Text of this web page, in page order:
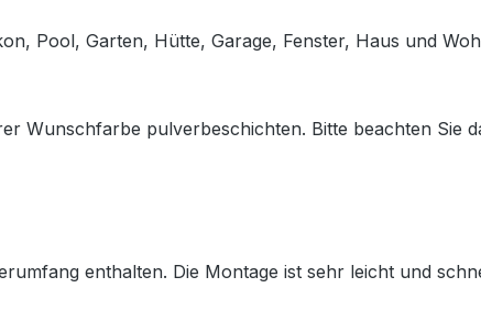
Pool, Garten, Hütte, Garage, Fenster, Haus und
Wunschfarbe pulverbeschichten. Bitte beachten Sie
enthalten. Die Montage ist sehr leicht und